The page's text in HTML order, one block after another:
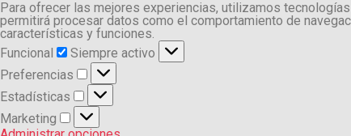
Para ofrecer las mejores experiencias, utilizamos
permitirá procesar datos como el comportamiento de
características y funciones.
Funcional
Funcional
Siempre activo
Preferencias
Preferencias
Estadísticas
Estadísticas
Marketing
Marketing